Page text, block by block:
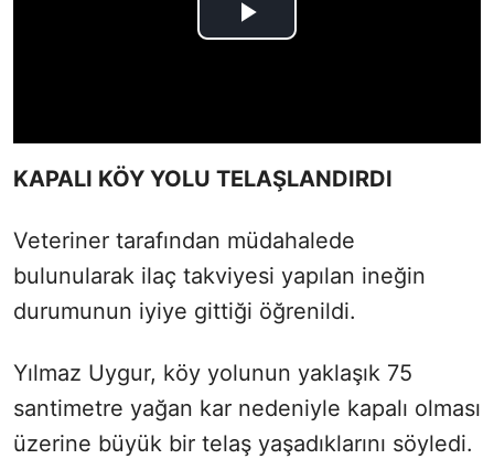
KAPALI KÖY YOLU TELAŞLANDIRDI
Veteriner tarafından müdahalede
bulunularak ilaç takviyesi yapılan ineğin
durumunun iyiye gittiği öğrenildi.
Yılmaz Uygur, köy yolunun yaklaşık 75
santimetre yağan kar nedeniyle kapalı olması
üzerine büyük bir telaş yaşadıklarını söyledi.